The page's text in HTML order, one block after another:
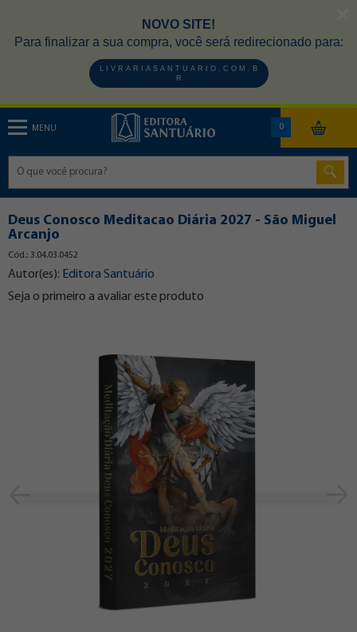
NOVO SITE!
Para finalizar a sua compra, você será redirecionado para:
L I V R A R I A S A N T U A R I O . C O M . B
R
MENU 0
Deus Conosco Meditacao Diária 2027 - São Miguel
Arcanjo
Cód.: 3.04.03.0452
Autor(es): Editora Santuário
Seja o primeiro a avaliar este produto